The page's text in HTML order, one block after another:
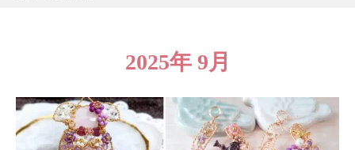
2025年 9月